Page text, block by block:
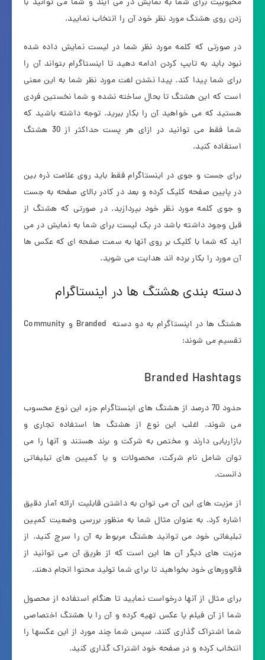
زدن روی هشتگ مورد نظر خود آن را انتخاب نمایید.
در صورتی که کلمه مورد نظر شما در لیست نمایش داده شده
نبود باید به تایپ کردن ادامه دهید تا اینستاگرام بتواند آن را
برای شما پیدا کند. پیدا نشدن لغت مورد نظر شما به این معنی
است که این هشتگ تا بحال ساخته نشده و شما نخستین فردی
هستید که می خواهید آن را بکار ببرید. توجه داشته باشید که
شما فقط می توانید در ازای هر پست حداکثر از 30 هشتگ
استفاده کنید.
برای جست و جوی در اینستاگرام فقط باید روی علامت ذره بین
در پایین صفحه کلیک کرده و بعد در کادر بالای صفحه به جست
و جوی کلمه مورد نظر خود بپردازید. در صورتی که هشتگ از
قبل وجود داشته باشد در یک لیست برای شما به نمایش در می
آید که شما با کلیک بر روی آنها به سمت صفحه ای که عکس ها
آن مورد را بکار برده اند هدایت می شوید.
دسته بندی هشتگ ها در اینستاگرام
هشتگ ها در اینستاگرام به دو دسته Branded و Community
تقسیم می شوند:
Branded Hashtags
حدود 70 درصد از هشتگ های اینستاگرام جزء این نوع محسوب
می شوند. اغلب این نوع از هشتگ ها استفاده تجاری و
بازاریابی دارند و مختص به شرکت و برند هستند و آنها را می
توان شامل نام شرکت، محصولات و یا کمپین های تبلیغاتی
دانست.
از مزیت های این آن می توان به داشتن قابلیت ارائه آمار دقیق
اشاره کرد. به عنوان مثال شما به منظور بررسی وضعیت کمپین
تبلیغاتی خود می توانید هشتگ مربوط به آن را سرچ کنید. از
مزیت های دیگر آن ها این است که از طریق آن می توانید از
فالوورهای خود بخواهید تا برای شما تولید محتوا انجام دهند.
برای مثال از آنها درخواست نمایید تا هنگام استفاده از محصول
شما از آن فیلم یا عکس تهیه کرده و آن را با هشتگ اختصاصی
شما اشتراک گذاری کنند. سپس شما چند مورد از این عکسها را
انتخاب کرده و در صفحه خود اشتراک گذاری کنید.